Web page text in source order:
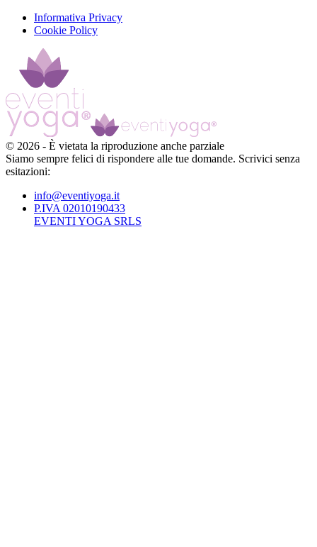
Informativa Privacy
Cookie Policy
© 2026 - È vietata la riproduzione anche parziale
Siamo sempre felici di rispondere alle tue domande. Scrivici senza
esitazioni:
info@eventiyoga.it
P.IVA 02010190433
EVENTI YOGA SRLS